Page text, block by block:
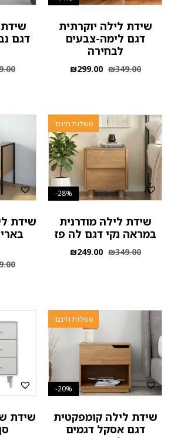
שידת לילה יוקרתית
דגם לימה-צבעים
לבחירה
₪349.00
₪299.00
דגם
משלוח חינם!
28%-
שידת לילה מודרנית
במראה נקי דגם לה פז
₪349.00
₪249.00
שידת
משלוח חינם!
20%-
שידת לילה קומפקטית
דגם אסקל דגמים
שידת